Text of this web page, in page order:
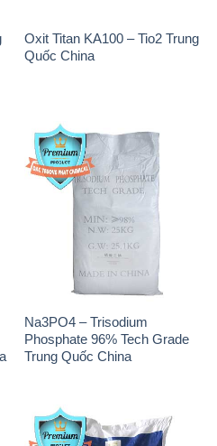
Phosphate 96% Tech Grade
Trung Quốc China